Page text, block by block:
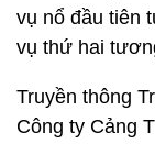
vụ nổ đầu tiên
vụ thứ hai
Truyền thông
Công ty Cảng